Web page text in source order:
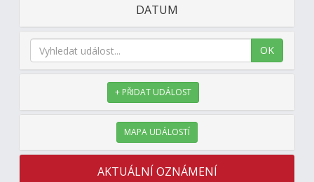
DATUM
OK
+ PŘIDAT UDÁLOST
MAPA UDÁLOSTÍ
AKTUÁLNÍ OZNÁMENÍ